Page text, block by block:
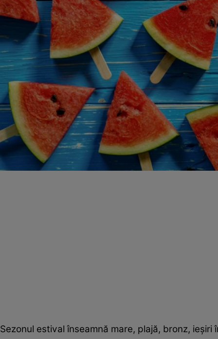
Sezonul estival înseamnă mare, plajă, bronz,